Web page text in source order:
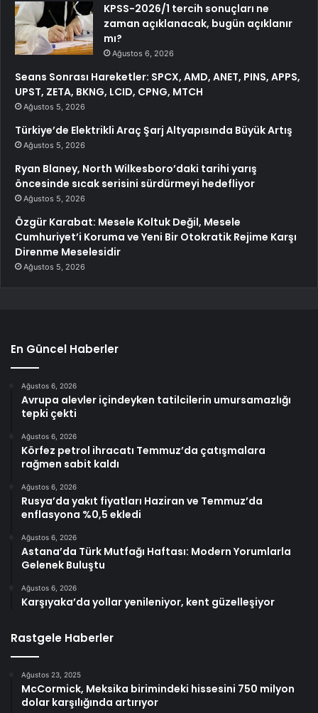
KPSS-2026/1 tercih sonuçları ne
zaman açıklanacak, bugün açıklanır
mı?
Ağustos 6, 2026
Seans Sonrası Hareketler: SPCX, AMD, ANET, PINS, APPS,
UPST, ZETA, BKNG, LCID, CPNG, MTCH
Ağustos 5, 2026
Türkiye’de Elektrikli Araç Şarj Altyapısında Büyük Artış
Ağustos 5, 2026
Ryan Blaney, North Wilkesboro’daki tarihi yarış
öncesinde sıcak serisini sürdürmeyi hedefliyor
Ağustos 5, 2026
Özgür Karabat: Mesele Koltuk Değil, Mesele
Cumhuriyet’i Koruma ve Yeni Bir Otokratik Rejime Karşı
Direnme Meselesidir
Ağustos 5, 2026
En Güncel Haberler
Ağustos 6, 2026
Avrupa alevler içindeyken tatilcilerin umursamazlığı
tepki çekti
Ağustos 6, 2026
Körfez petrol ihracatı Temmuz’da çatışmalara
rağmen sabit kaldı
Ağustos 6, 2026
Rusya’da yakıt fiyatları Haziran ve Temmuz’da
enflasyona %0,5 ekledi
Ağustos 6, 2026
Astana’da Türk Mutfağı Haftası: Modern Yorumlarla
Gelenek Buluştu
Ağustos 6, 2026
Karşıyaka’da yollar yenileniyor, kent güzelleşiyor
Rastgele Haberler
Ağustos 23, 2025
McCormick, Meksika birimindeki hissesini 750 milyon
dolar karşılığında artırıyor